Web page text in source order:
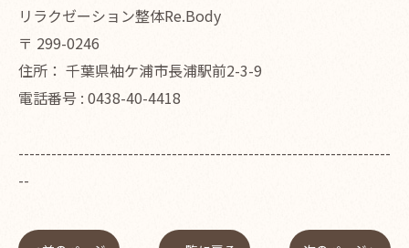
リラクゼーション整体Re.Body
〒 299-0246
住所： 千葉県袖ケ浦市長浦駅前2-3-9
電話番号 : 0438-40-4418
--------------------------------------------------------------------
--